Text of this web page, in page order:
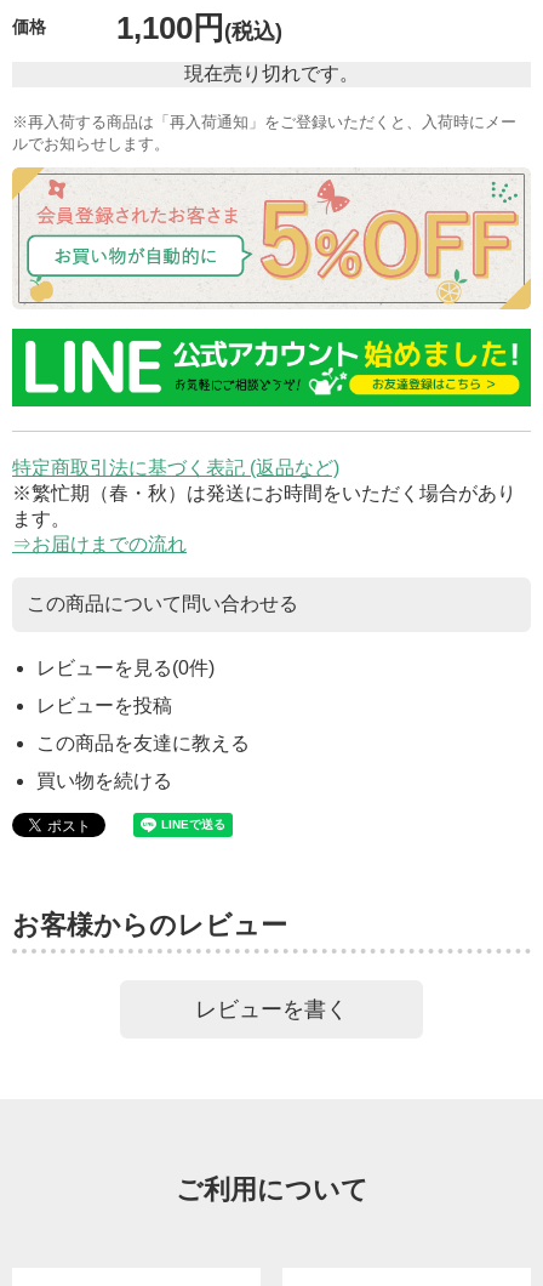
価格 1,100円 (税込)
現在売り切れです。
※再入荷する商品は「再入荷通知」をご登録いただくと、入荷時にメー
ルでお知らせします。
特定商取引法に基づく表記 (返品など)
※繁忙期（春・秋）は発送にお時間をいただく場合があり
ます。
⇒お届けまでの流れ
この商品について問い合わせる
レビューを見る(0件)
レビューを投稿
この商品を友達に教える
買い物を続ける
お客様からのレビュー
レビューを書く
ご利用について